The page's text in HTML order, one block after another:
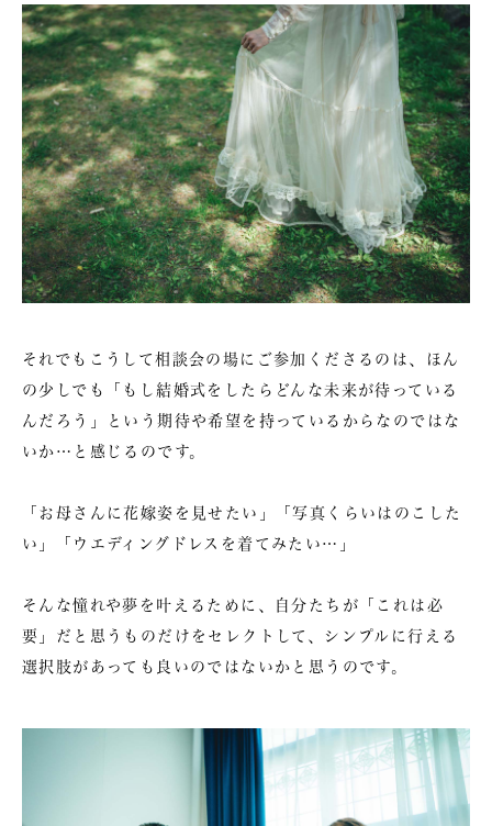
それでもこうして相談会の場にご参加くださるのは、ほん
の少しでも「もし結婚式をしたらどんな未来が待っている
んだろう」という期待や希望を持っているからなのではな
いか…と感じるのです。
「お母さんに花嫁姿を見せたい」「写真くらいはのこした
い」「ウエディングドレスを着てみたい…」
そんな憧れや夢を叶えるために、自分たちが「これは必
要」だと思うものだけをセレクトして、シンプルに行える
選択肢があっても良いのではないかと思うのです。